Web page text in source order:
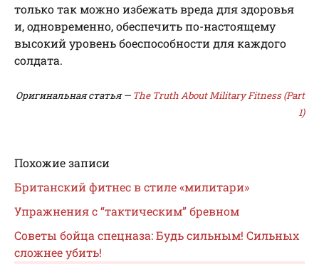
только так можно избежать вреда для здоровья
и, одновременно, обеспечить по-настоящему
высокий уровень боеспособности для каждого
солдата.
Оригинальная статья — The Truth About Military Fitness (Part
1)
Похожие записи
Британский фитнес в стиле «милитари»
Упражнения с “тактическим” бревном
Советы бойца спецназа: Будь сильным! Сильных
сложнее убить!